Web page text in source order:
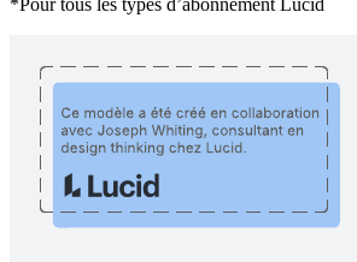
*Pour tous les types d’abonnement Lucid